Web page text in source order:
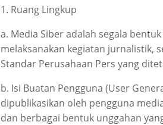
1. Ruang Lingkup
a. Media Siber adalah segala
melaksanakan kegiatan jurnalistik,
Standar Perusahaan Pers yang
b. Isi Buatan Pengguna (User
dipublikasikan oleh pengguna
dan berbagai bentuk unggahan